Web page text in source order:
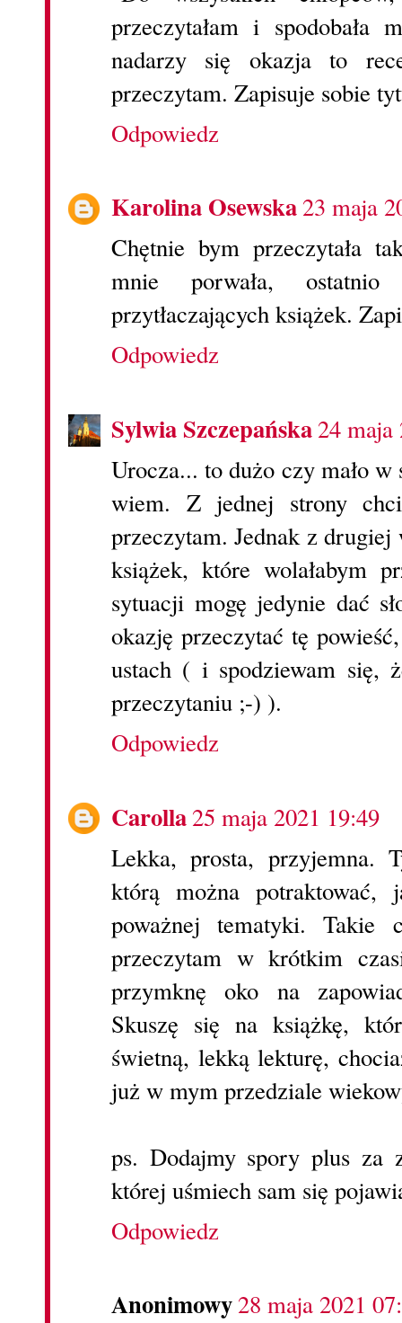
przeczytałam i
nadarzy się okazja to
przeczytam. Zapisuje sobie
Odpowiedz
Karolina Osewska23 maja
Chętnie bym przeczytała
mnie porwała,
przytłaczających książek.
Odpowiedz
Sylwia Szczepańska24 maja
Urocza... to dużo czy mało
wiem. Z jednej strony
przeczytam. Jednak z
książek, które wolałabym
sytuacji mogę jedynie dać
okazję przeczytać tę
ustach ( i spodziewam się,
przeczytaniu ;-) ).
Odpowiedz
Carolla25 maja 2021 19:49
Lekka, prosta, przyjemna.
którą można potraktować,
poważnej tematyki.
przeczytam w krótkim
przymknę oko na
Skuszę się na książkę,
świetną, lekką lekturę,
już w mym przedziale
ps. Dodajmy spory plus za
której uśmiech sam się
Odpowiedz
Anonimowy28 maja 2021